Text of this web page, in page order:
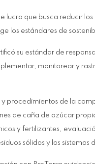
lucro que busca reducir
los estándares de
su estándar de
monitorear y
y procedimientos de la
de caña de azúcar
y fertilizantes,
sólidos y los